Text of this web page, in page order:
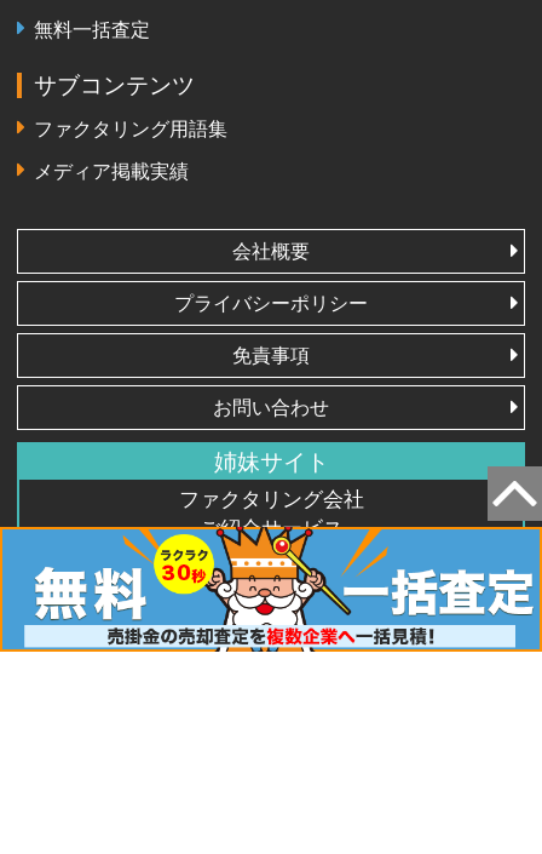
無料一括査定
サブコンテンツ
ファクタリング用語集
メディア掲載実績
会社概要
プライバシーポリシー
免責事項
お問い合わせ
姉妹サイト
ファクタリング会社
ご紹介サービス
FACTY（ファクティ）